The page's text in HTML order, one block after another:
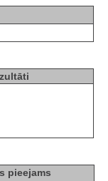
pieejams